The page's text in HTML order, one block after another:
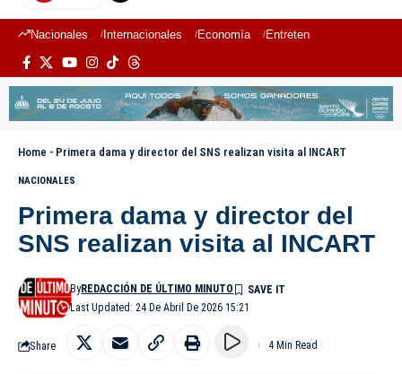
Nacionales Internacionales Economía Entretenimiento
Home - Primera dama y director del SNS realizan visita al INCART
NACIONALES
Primera dama y director del
SNS realizan visita al INCART
Last Updated: 24 De Abril De 2026 15:21
ByREDACCIÓN DE ÚLTIMO MINUTO
Share 4 Min Read